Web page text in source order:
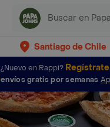
Santiago de Chile
¿Nuevo en Rappi? Regístrate
envíos gratis por semanas